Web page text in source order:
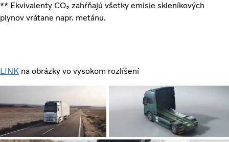
** Ekvivalenty CO₂ zahŕňajú všetky emisie skleníkových
plynov vrátane napr. metánu.
LINK na obrázky vo vysokom rozlíšení